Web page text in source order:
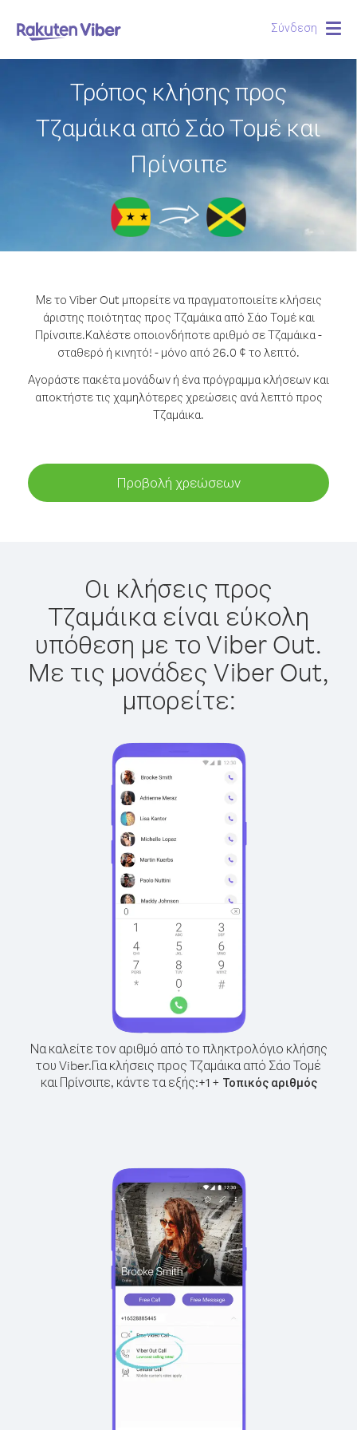
Σύνδεση
Τρόπος κλήσης προς
Τζαμάικα από Σάο Τομέ και
Πρίνσιπε
Με το Viber Out μπορείτε να πραγματοποιείτε κλήσεις
άριστης ποιότητας προς Τζαμάικα από Σάο Τομέ και
Πρίνσιπε.Καλέστε οποιονδήποτε αριθμό σε Τζαμάικα -
σταθερό ή κινητό! - μόνο από 26.0 ¢ το λεπτό.
Αγοράστε πακέτα μονάδων ή ένα πρόγραμμα κλήσεων και
αποκτήστε τις χαμηλότερες χρεώσεις ανά λεπτό προς
Τζαμάικα.
Προβολή χρεώσεων
Οι κλήσεις προς
Τζαμάικα είναι εύκολη
υπόθεση με το Viber Out.
Με τις μονάδες Viber Out,
μπορείτε:
Να καλείτε τον αριθμό από το πληκτρολόγιο κλήσης
του Viber.Για κλήσεις προς Τζαμάικα από Σάο Τομέ
και Πρίνσιπε, κάντε τα εξής:+1+ Τοπικός αριθμός